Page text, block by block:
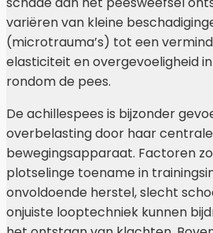
variëren van kleine
(microtrauma’s) tot een
elasticiteit en overgevoeligheid
rondom de pees.
De achillespees is bijzonder
overbelasting door haar
bewegingsapparaat. Factoren
plotselinge toename in
onvoldoende herstel, slecht
onjuiste looptechniek kunnen